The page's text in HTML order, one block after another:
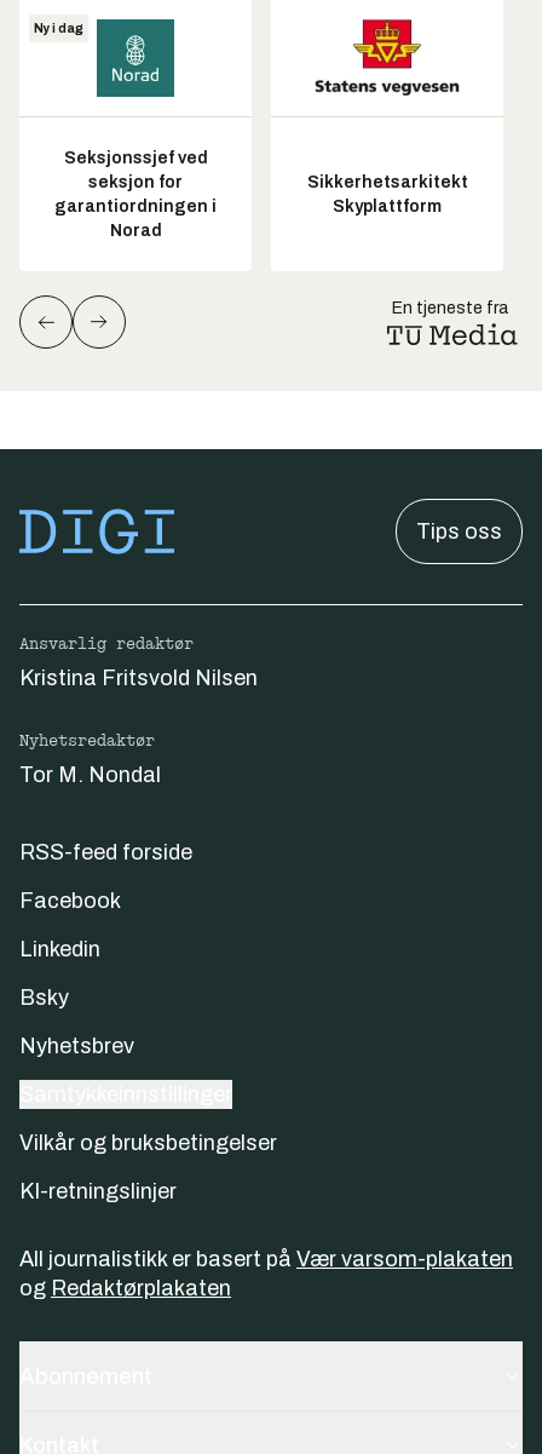
Ny i dag
Seksjonssjef ved
seksjon for
garantiordningen i
Norad
Sikkerhetsarkitekt
Skyplattform
En tjeneste fra
Tips oss
Ansvarlig redaktør
Kristina Fritsvold Nilsen
Nyhetsredaktør
Tor M. Nondal
RSS-feed forside
Facebook
Linkedin
Bsky
Nyhetsbrev
Vilkår og bruksbetingelser
KI-retningslinjer
All journalistikk er basert på Vær varsom-plakaten
og Redaktørplakaten